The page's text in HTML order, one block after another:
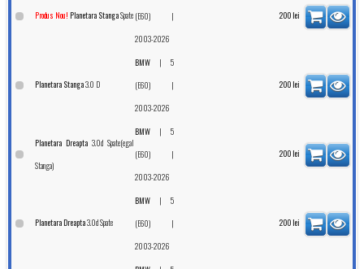
Produs Nou! Planetara StangaSpate (E60) |
2003-2026
200 lei
Planetara Stanga3.0 D
BMW |5
(E60) |
2003-2026
200 lei
Planetara Dreapta 3.0d Spate(egal
Stanga)
BMW |5
(E60) |
2003-2026
200 lei
Planetara Dreapta3.0d Spate
BMW |5
(E60) |
2003-2026
200 lei